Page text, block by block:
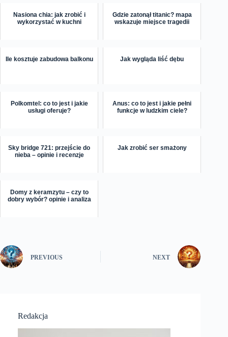
Nasiona chia: jak zrobić i
wykorzystać w kuchni
Gdzie zatonął titanic? mapa
wskazuje miejsce tragedii
Ile kosztuje zabudowa balkonu Jak wygląda liść dębu
Polkomtel: co to jest i jakie
usługi oferuje?
Anus: co to jest i jakie pełni
funkcje w ludzkim ciele?
Sky bridge 721: przejście do
nieba – opinie i recenzje
Jak zrobić ser smażony
Domy z keramzytu – czy to
dobry wybór? opinie i analiza
PREVIOUS NEXT
Redakcja